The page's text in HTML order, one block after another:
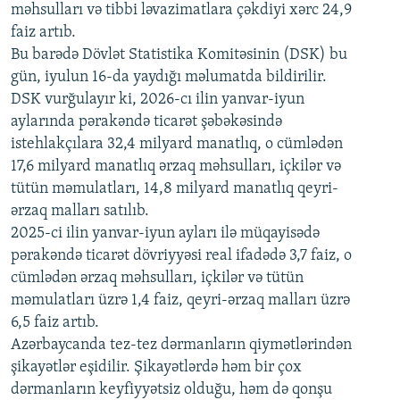
Auto 240p 360p 480p
720p 1080p
480p
720p
1080p
məhsulları və tibbi ləvazimatlara çəkdiyi xərc 24,9
faiz artıb.
Bu barədə Dövlət Statistika Komitəsinin (DSK) bu
gün, iyulun 16-da yaydığı məlumatda bildirilir.
DSK vurğulayır ki, 2026-cı ilin yanvar-iyun
aylarında pərakəndə ticarət şəbəkəsində
istehlakçılara 32,4 milyard manatlıq, o cümlədən
17,6 milyard manatlıq ərzaq məhsulları, içkilər və
tütün məmulatları, 14,8 milyard manatlıq qeyri-
ərzaq malları satılıb.
2025-ci ilin yanvar-iyun ayları ilə müqayisədə
pərakəndə ticarət dövriyyəsi real ifadədə 3,7 faiz, o
cümlədən ərzaq məhsulları, içkilər və tütün
məmulatları üzrə 1,4 faiz, qeyri-ərzaq malları üzrə
6,5 faiz artıb.
Azərbaycanda tez-tez dərmanların qiymətlərindən
şikayətlər eşidilir. Şikayətlərdə həm bir çox
dərmanların keyfiyyətsiz olduğu, həm də qonşu